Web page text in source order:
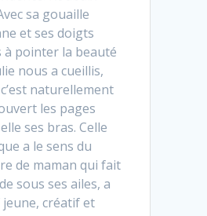
sa gouaille
et ses doigts
pointer la beauté
nous a cueillis,
naturellement
les pages
ses bras. Celle
a le sens du
de maman qui fait
sous ses ailes, a
créatif et